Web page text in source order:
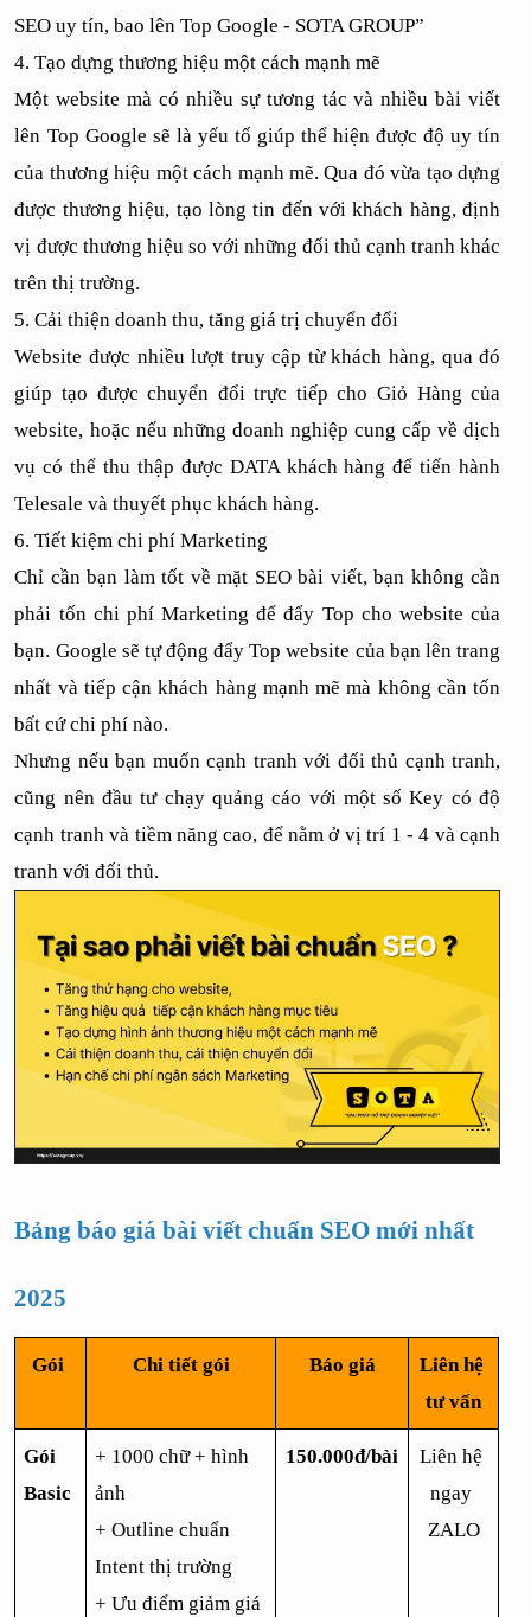
SEO uy tín, bao lên Top Google - SOTA GROUP”
4. Tạo dựng thương hiệu một cách mạnh mẽ
Một website mà có nhiều sự tương tác và nhiều bài viết
lên Top Google sẽ là yếu tố giúp thể hiện được độ uy tín
của thương hiệu một cách mạnh mẽ. Qua đó vừa tạo dựng
được thương hiệu, tạo lòng tin đến với khách hàng, định
vị được thương hiệu so với những đối thủ cạnh tranh khác
trên thị trường.
5. Cải thiện doanh thu, tăng giá trị chuyển đổi
Website được nhiều lượt truy cập từ khách hàng, qua đó
giúp tạo được chuyển đổi trực tiếp cho Giỏ Hàng của
website, hoặc nếu những doanh nghiệp cung cấp về dịch
vụ có thể thu thập được DATA khách hàng để tiến hành
Telesale và thuyết phục khách hàng.
6. Tiết kiệm chi phí Marketing
Chỉ cần bạn làm tốt về mặt SEO bài viết, bạn không cần
phải tốn chi phí Marketing để đẩy Top cho website của
bạn. Google sẽ tự động đẩy Top website của bạn lên trang
nhất và tiếp cận khách hàng mạnh mẽ mà không cần tốn
bất cứ chi phí nào.
Nhưng nếu bạn muốn cạnh tranh với đối thủ cạnh tranh,
cũng nên đầu tư chạy quảng cáo với một số Key có độ
cạnh tranh và tiềm năng cao, để nằm ở vị trí 1 - 4 và cạnh
tranh với đối thủ.
Bảng báo giá bài viết chuẩn SEO mới nhất
2025
Gói Chi tiết gói Báo giá
Liên hệ
tư vấn
Gói
Basic
+ 1000 chữ + hình
ảnh
+ Outline chuẩn
Intent thị trường
+ Ưu điểm giảm giá
150.000đ/bài
Liên hệ
ngay
ZALO